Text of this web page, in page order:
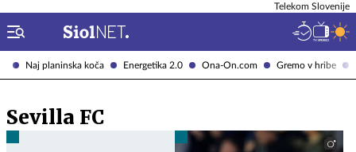
Naj planinska koča Energetika 2.0 Ona-On.com Gremo v hribe
Telekom Slovenije
Sevilla FC